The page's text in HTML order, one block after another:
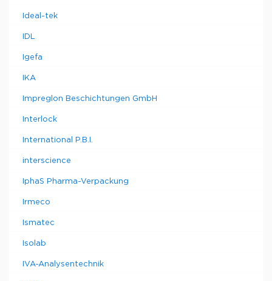
Ideal-tek
IDL
Igefa
IKA
Impreglon Beschichtungen GmbH
Interlock
International P.B.I.
interscience
IphaS Pharma-Verpackung
Irmeco
Ismatec
Isolab
IVA-Analysentechnik